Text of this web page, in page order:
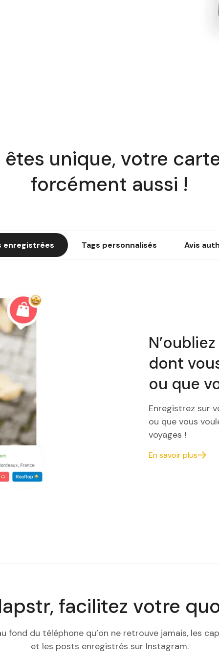
êtes unique, votre
forcément aussi !
enregistrées Tags personnalisés Avis
dont
ou que
Enregistrez sur
ou que vous
voyages !
En savoir plus
facilitez votre
fond du téléphone qu’on ne retrouve jamais, les
et les posts enregistrés sur Instagram.